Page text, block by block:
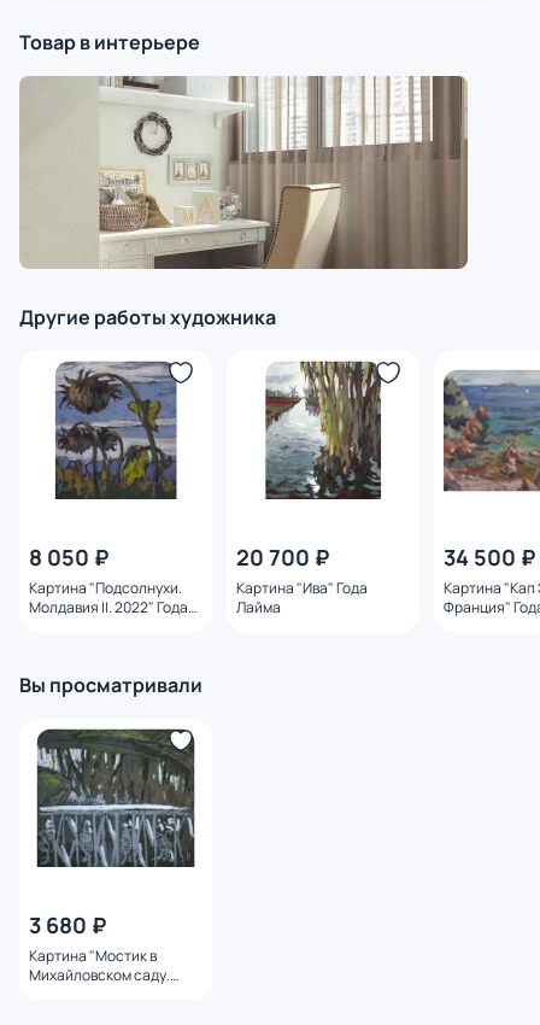
Товар в интерьере
Другие работы художника
8 050 ₽
Картина "Подсолнухи.
Молдавия II. 2022" Года
20 700 ₽
Картина "Ива" Года
Лайма
34 500 ₽
Картина "Кап
Франция"
Вы просматривали
3 680 ₽
Картина "Мостик в
Михайловском саду.